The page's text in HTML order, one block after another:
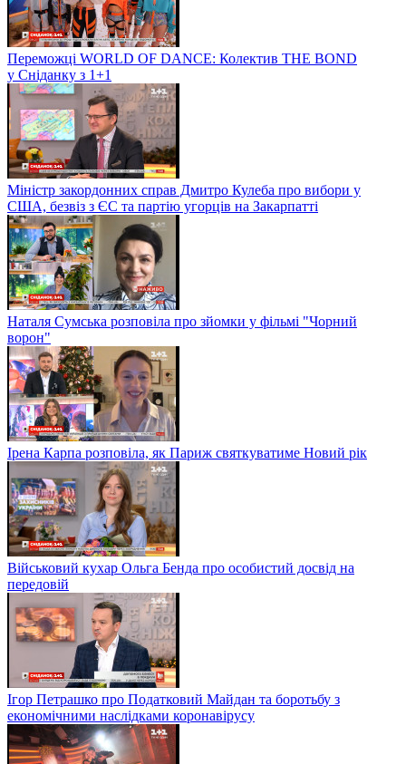
Переможці WORLD OF DANCE: Колектив THE BOND
у Сніданку з 1+1
Міністр закордонних справ Дмитро Кулеба про вибори у
США, безвіз з ЄС та партію угорців на Закарпатті
Наталя Сумська розповіла про зйомки у фільмі "Чорний
ворон"
Ірена Карпа розповіла, як Париж святкуватиме Новий рік
Військовий кухар Ольга Бенда про особистий досвід на
передовій
Ігор Петрашко про Податковий Майдан та боротьбу з
економічними наслідками коронавірусу